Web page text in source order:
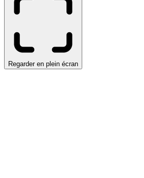
Regarder en plein écran